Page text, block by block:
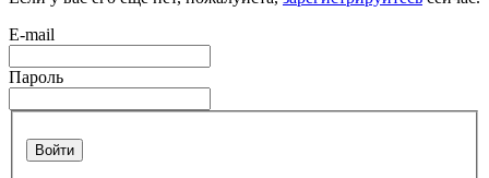
E-mail
Пароль
Войти